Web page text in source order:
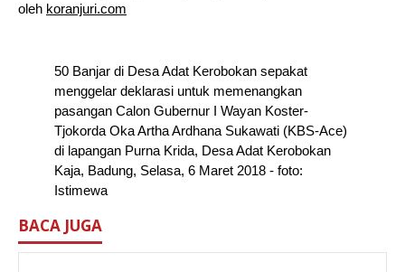
oleh koranjuri.com
50 Banjar di Desa Adat Kerobokan sepakat
menggelar deklarasi untuk memenangkan
pasangan Calon Gubernur I Wayan Koster-
Tjokorda Oka Artha Ardhana Sukawati (KBS-Ace)
di lapangan Purna Krida, Desa Adat Kerobokan
Kaja, Badung, Selasa, 6 Maret 2018 - foto:
Istimewa
BACA JUGA